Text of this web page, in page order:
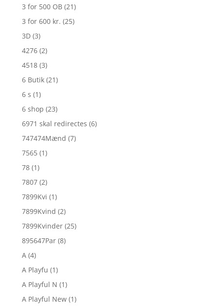
3 for 500 OB (21)
3 for 600 kr. (25)
3D (3)
4276 (2)
4518 (3)
6 Butik (21)
6 s (1)
6 shop (23)
6971 skal redirectes (6)
747474Mænd (7)
7565 (1)
78 (1)
7807 (2)
7899Kvi (1)
7899Kvind (2)
7899Kvinder (25)
895647Par (8)
A (4)
A Playfu (1)
A Playful N (1)
A Playful New (1)